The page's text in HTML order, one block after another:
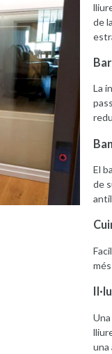
de
La
El
de
una